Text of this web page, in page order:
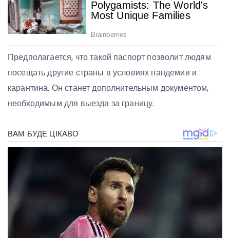
Предполагается, что такой паспорт позволит людям
посещать другие страны в условиях пандемии и
карантина. Он станет дополнительным документом,
необходимым для выезда за границу.